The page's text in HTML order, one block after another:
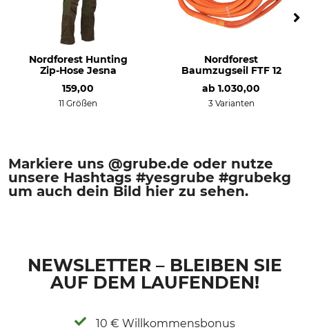
Nordforest Hunting
Zip-Hose Jesna
159,00
11 Größen
Nordforest
Baumzugseil FTF 12
ab 1.030,00
3 Varianten
Markiere uns @grube.de oder nutze
unsere Hashtags #yesgrube #grubekg
um auch dein Bild hier zu sehen.
NEWSLETTER – BLEIBEN SIE
AUF DEM LAUFENDEN!
10 € Willkommensbonus